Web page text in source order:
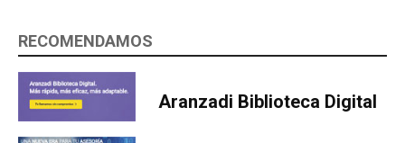
RECOMENDAMOS
Aranzadi Biblioteca Digital